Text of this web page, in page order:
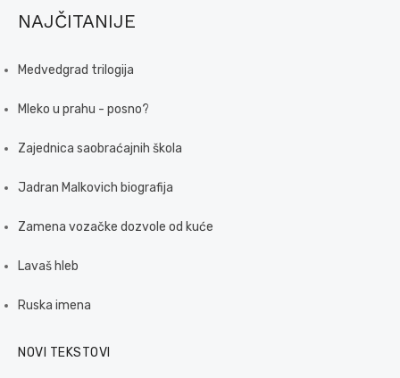
NAJČITANIJE
Medvedgrad trilogija
Mleko u prahu - posno?
Zajednica saobraćajnih škola
Jadran Malkovich biografija
Zamena vozačke dozvole od kuće
Lavaš hleb
Ruska imena
NOVI TEKSTOVI